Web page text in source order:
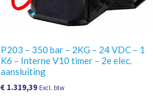
P203 – 350 bar – 2KG – 24 VDC – 1
K6 – Interne V10 timer – 2e elec.
aansluiting
€ 1.319,39 Excl. btw